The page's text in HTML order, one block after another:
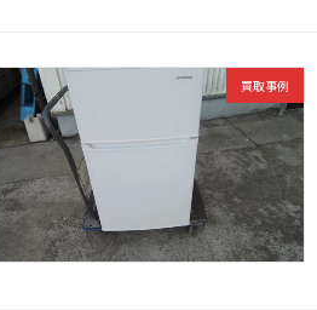
買取事例